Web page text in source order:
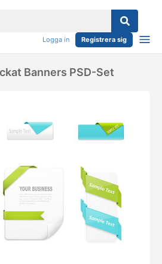
Logga in Registrera sig
Banners PSD-Set